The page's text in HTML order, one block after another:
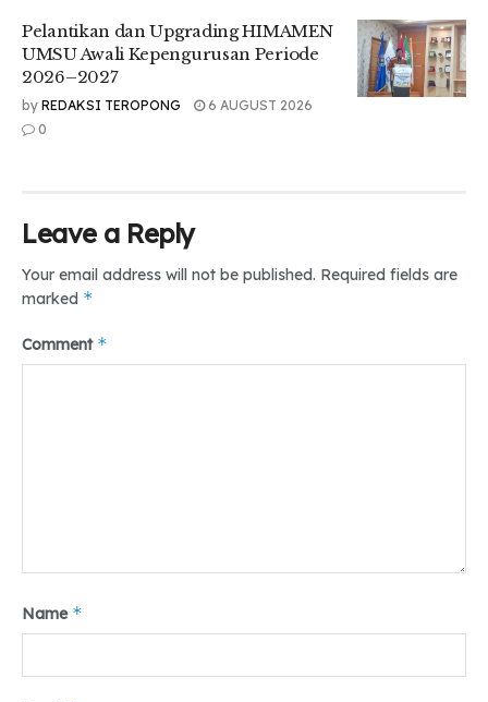
dalam meningkatkan kualitas pendidikan dan mendukung
kreativitas mahasiswanya. Dengan prestasi ini, diharapkan
UMSU dapat terus menjadi contoh kampus unggulan dalam
Tr : Delila Dira Ardina, Najwa Salsabila
teropongdaily
Pelantikan dan Upgrading HIMAMEN
UMSU Awali Kepengurusan Periode
2026–2027
by REDAKSI TEROPONG
6 AUGUST 2026
0
Leave a Reply
Your email address will not be published. Required fields are
marked *
Comment *
Name *